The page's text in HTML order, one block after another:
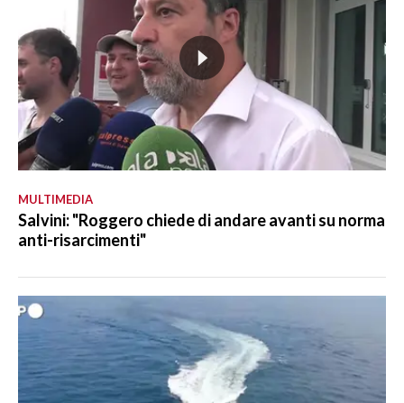
MULTIMEDIA
Salvini: "Roggero chiede di andare avanti su norma
anti-risarcimenti"